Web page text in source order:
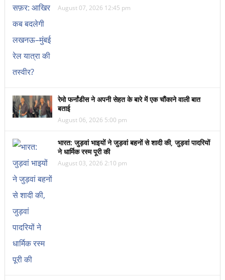
August 07, 2026 12:45 pm
रेमो फर्नांडीस ने अपनी सेहत के बारे में एक चौंकाने वाली बात
बताई
August 06, 2026 5:00 pm
भारत: जुड़वां भाइयों ने जुड़वां बहनों से शादी की, जुड़वां पादरियों
ने धार्मिक रस्म पूरी की
August 03, 2026 2:10 pm